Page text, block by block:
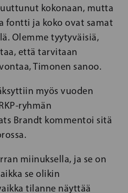
kokonaan, mutta
fontti ja koko ovat samat
Olemme tyytyväisiä,
että tarvitaan
Timonen sanoo.
myös vuoden
ryhmän
Brandt kommentoi sitä
miinuksella, ja se on
se olikin
tilanne näyttää